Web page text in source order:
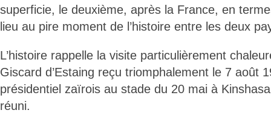
superficie, le deuxième, après la France, en
lieu au pire moment de l’histoire entre les deux
L’histoire rappelle la visite particulièrement
Giscard d’Estaing reçu triomphalement le 7 août
présidentiel zaïrois au stade du 20 mai à
réuni.